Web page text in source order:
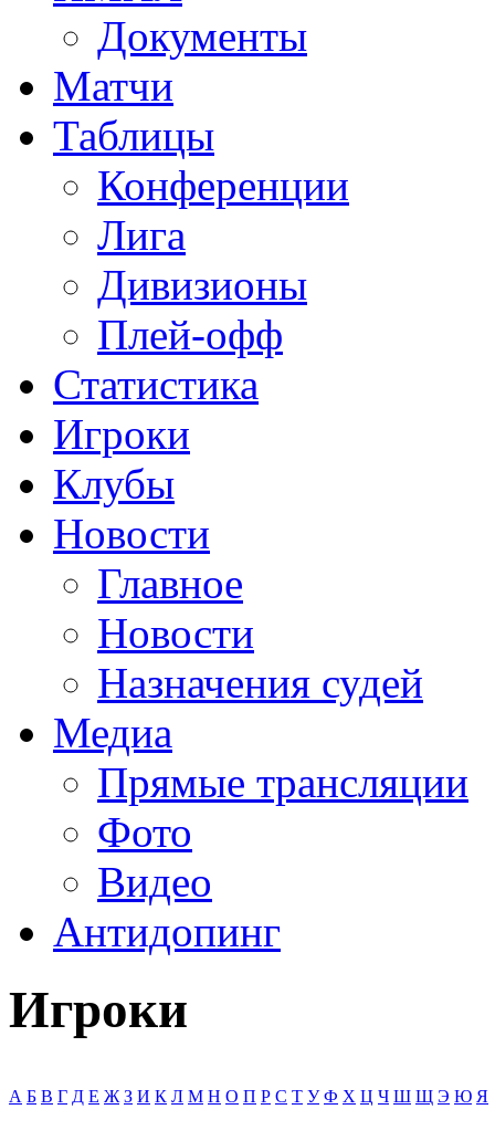
Документы
Матчи
Таблицы
Конференции
Лига
Дивизионы
Плей-офф
Статистика
Игроки
Клубы
Новости
Главное
Новости
Назначения судей
Медиа
Прямые трансляции
Фото
Видео
Антидопинг
Игроки
А Б В Г Д Е Ж З И К Л М Н О П Р С Т У Ф Х Ц Ч Ш Щ Э Ю Я